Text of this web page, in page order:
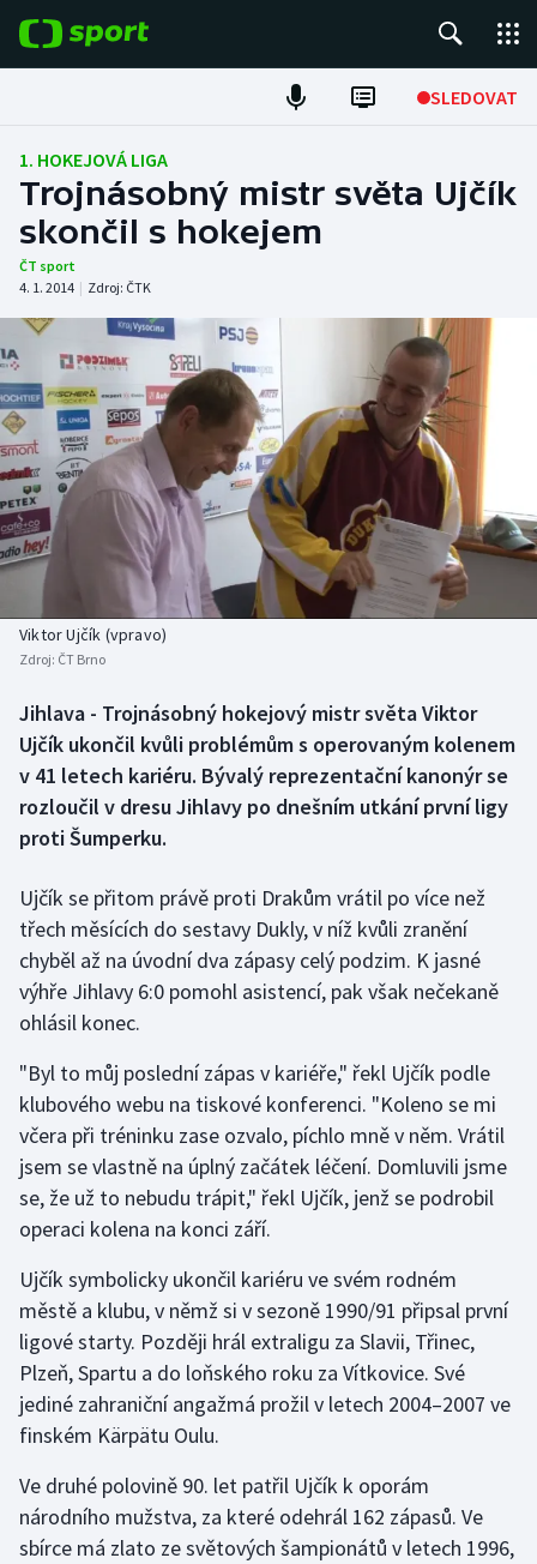
SLEDOVAT
Fotbal
Hokej
Tenis
Atletika
Cyklistika
DALŠÍ SPORTY
Americký fotbal
Baseball a softbal
Basketbal
Biatlon
Boby a skeleton
Box
Curling
Dostihy
Florbal
Futsal
Golf
Gymnastika
Házená
Judo
Krasobruslení
Lezení
Lyže a snowboard
Moderní pětiboj
NEPŘEHLÉDNĚTE
Soutěže
Historické návraty
Aplikace ČT sport
AZ kvíz
1. HOKEJOVÁ LIGA
Trojnásobný mistr světa Ujčík
skončil s hokejem
ČT sport
4. 1. 2014 | Zdroj: ČTK
Viktor Ujčík (vpravo)
Zdroj: ČT Brno
Jihlava - Trojnásobný hokejový mistr světa Viktor
Ujčík ukončil kvůli problémům s operovaným kolenem
v 41 letech kariéru. Bývalý reprezentační kanonýr se
rozloučil v dresu Jihlavy po dnešním utkání první ligy
proti Šumperku.
Ujčík se přitom právě proti Drakům vrátil po více než
třech měsících do sestavy Dukly, v níž kvůli zranění
chyběl až na úvodní dva zápasy celý podzim. K jasné
výhře Jihlavy 6:0 pomohl asistencí, pak však nečekaně
ohlásil konec.
"Byl to můj poslední zápas v kariéře," řekl Ujčík podle
klubového webu na tiskové konferenci. "Koleno se mi
včera při tréninku zase ozvalo, píchlo mně v něm. Vrátil
jsem se vlastně na úplný začátek léčení. Domluvili jsme
se, že už to nebudu trápit," řekl Ujčík, jenž se podrobil
operaci kolena na konci září.
Ujčík symbolicky ukončil kariéru ve svém rodném
městě a klubu, v němž si v sezoně 1990/91 připsal první
ligové starty. Později hrál extraligu za Slavii, Třinec,
Plzeň, Spartu a do loňského roku za Vítkovice. Své
jediné zahraniční angažmá prožil v letech 2004–2007 ve
finském Kärpätu Oulu.
Ve druhé polovině 90. let patřil Ujčík k oporám
národního mužstva, za které odehrál 162 zápasů. Ve
sbírce má zlato ze světových šampionátů v letech 1996,